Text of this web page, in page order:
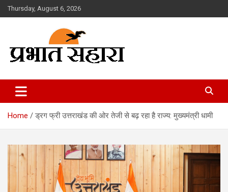
Skip
to
Thursday, August 6, 2026
Prabhat Sahara
Home ड्रग फ्री उत्तराखंड की ओर तेजी से बढ़ रहा है राज्य: मुख्यमंत्री धामी